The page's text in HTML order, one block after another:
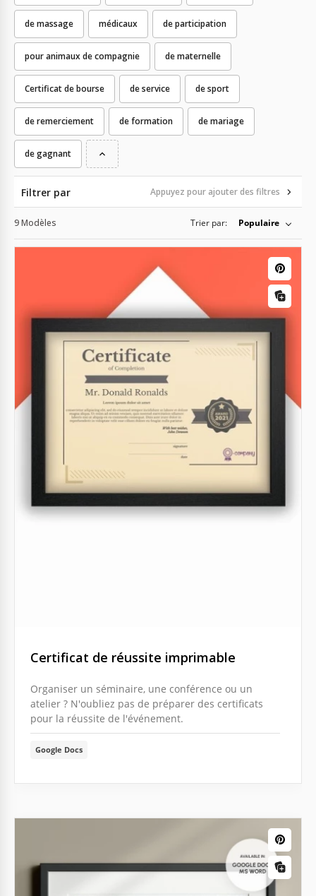
de massage médicaux de participation
pour animaux de compagnie de maternelle
Certificat de bourse de service de sport
de remerciement de formation de mariage
de gagnant
Filtrer par Appuyez pour ajouter des filtres
9 Modèles Trier par: Populaire
Certificat de réussite imprimable
Organiser un séminaire, une conférence ou un
atelier ? N'oubliez pas de préparer des certificats
pour la réussite de l'événement.
Google Docs